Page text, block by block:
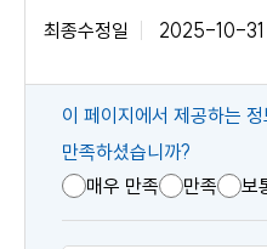
최종수정일
2025-10-31
콘
텐
츠
만
이 페이지에서 제공하는
만족하셨습니까?
매우 만족
만족 보